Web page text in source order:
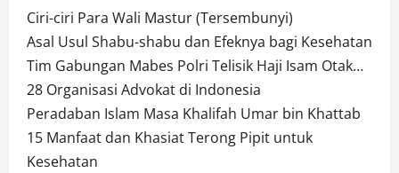
Ciri-ciri Para Wali Mastur (Tersembunyi)
Asal Usul Shabu-shabu dan Efeknya bagi Kesehatan
Tim Gabungan Mabes Polri Telisik Haji Isam Otak…
28 Organisasi Advokat di Indonesia
Peradaban Islam Masa Khalifah Umar bin Khattab
15 Manfaat dan Khasiat Terong Pipit untuk
Kesehatan